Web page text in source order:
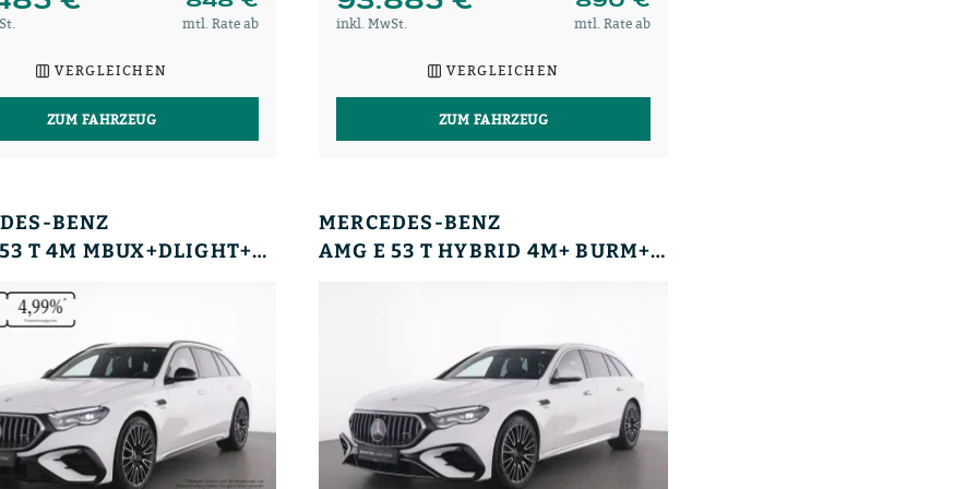
mtl. Rate ab
VERGLEICHEN
ZUM FAHRZEUG
inkl. MwSt. mtl. Rate ab
VERGLEICHEN
ZUM FAHRZEUG
BENZ
AMG E 53 T 4M MBUX+DLIGHT+AHK+BURM+NIGHT+360+20
MERCEDES-BENZ
AMG E 53 T HYBRID 4M+ BURM+DLIGHT+AHK+20+MEM+360